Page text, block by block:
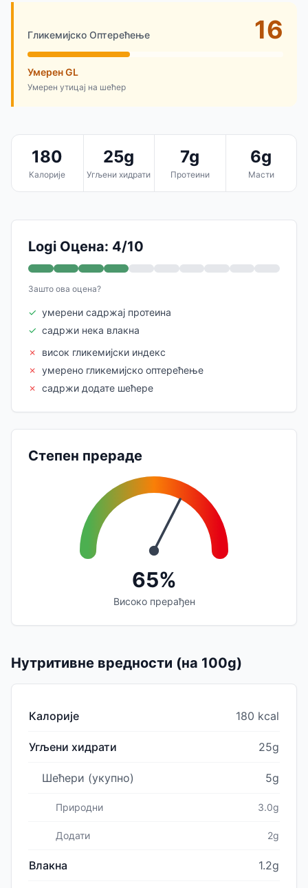
Гликемијско Оптерећење 16
Умерен GL
Умерен утицај на шећер
180
Калорије
25g
Угљени хидрати
7g
Протеини
6g
Масти
Logi Оцена: 4/10
Зашто ова оцена?
✓ умерени садржај протеина
✓ садржи нека влакна
✗
висок гликемијски индекс
✗ умерено гликемијско оптерећење
✗ садржи додате шећере
Степен прераде
65%
Високо прерађен
Нутритивне вредности (на 100g)
Калорије 180 kcal
Угљени хидрати 25g
Шећери (укупно) 5g
Природни 3.0g
Додати 2g
Влакна 1.2g